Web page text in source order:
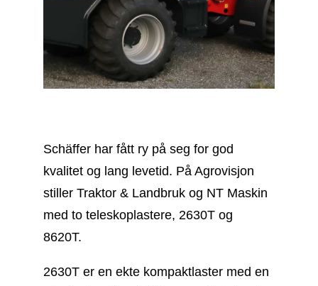
Schäffer har fått ry på seg for god
kvalitet og lang levetid. På Agrovisjon
stiller Traktor & Landbruk og NT Maskin
med to teleskoplastere, 2630T og
8620T.
2630T er en ekte kompaktlaster med en